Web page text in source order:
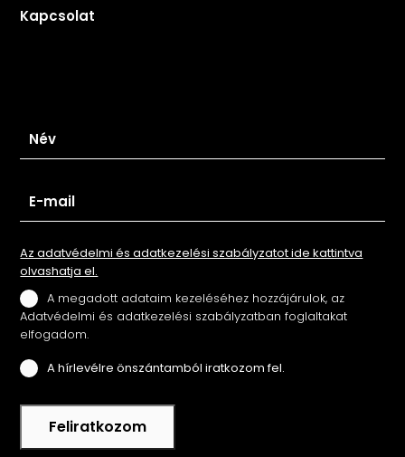
Kapcsolat
Az adatvédelmi és adatkezelési szabályzatot ide kattintva
olvashatja el.
A megadott adataim kezeléséhez hozzájárulok, az
Adatvédelmi és adatkezelési szabályzatban foglaltakat
elfogadom.
A hírlevélre önszántamból iratkozom fel.
Feliratkozom